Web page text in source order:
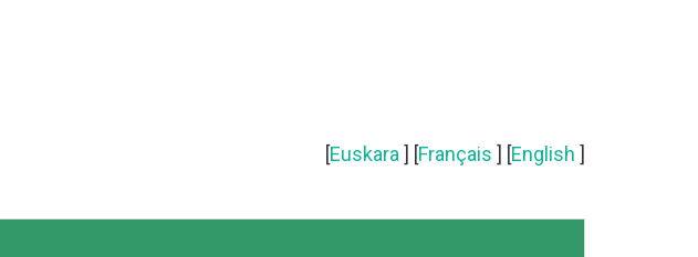
[Euskara ] [Français ] [English ]